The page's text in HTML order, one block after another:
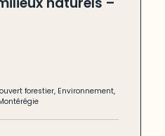
forestier, Environnement,